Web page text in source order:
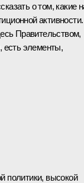
о том, какие
активности.
Правительством,
есть элементы,
политики, высокой